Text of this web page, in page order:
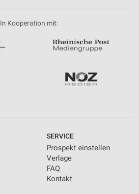
In Kooperation mit:
SERVICE
Prospekt einstellen
Verlage
FAQ
Kontakt